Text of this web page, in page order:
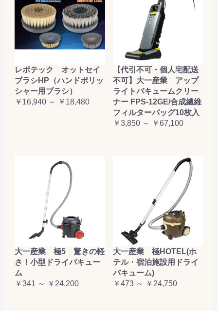
レボテック オットセイ
ブラシHP（ハンドポリッ
シャー用ブラシ）
￥16,940 ～ ￥18,480
【代引不可・個人宅配送
不可】大一産業 アップ
ライトバキュームクリー
ナー FPS-12GE/合成繊維
フィルターバッグ10枚入
￥3,850 ～ ￥67,100
大一産業 極5 驚きの軽
さ！小型ドライバキュー
ム
￥341 ～ ￥24,200
大一産業 極HOTEL(ホ
テル・宿泊施設用ドライ
バキューム)
￥473 ～ ￥24,750